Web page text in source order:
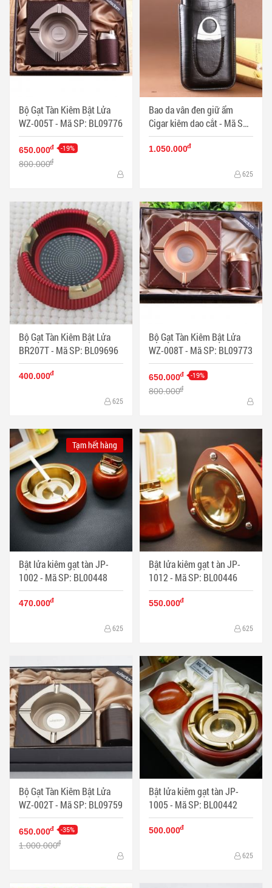
Bộ Gạt Tàn Kiêm Bật Lửa
WZ-005T - Mã SP: BL09776
650.000đ -19%
800.000đ
Bao da vân đen giữ ẩm
Cigar kiêm dao cắt - Mã SP:
PKXG063
1.050.000đ
625
Bộ Gạt Tàn Kiêm Bật Lửa
BR207T - Mã SP: BL09696
400.000đ
625
Bộ Gạt Tàn Kiêm Bật Lửa
WZ-008T - Mã SP: BL09773
650.000đ -19%
800.000đ
Bật lửa kiêm gạt tàn JP-
1002 - Mã SP: BL00448
Tạm hết hàng
470.000đ
625
Bật lửa kiêm gạt t àn JP-
1012 - Mã SP: BL00446
550.000đ
625
Bộ Gạt Tàn Kiêm Bật Lửa
WZ-002T - Mã SP: BL09759
650.000đ -35%
1.000.000đ
Bật lửa kiêm gạt tàn JP-
1005 - Mã SP: BL00442
500.000đ
625